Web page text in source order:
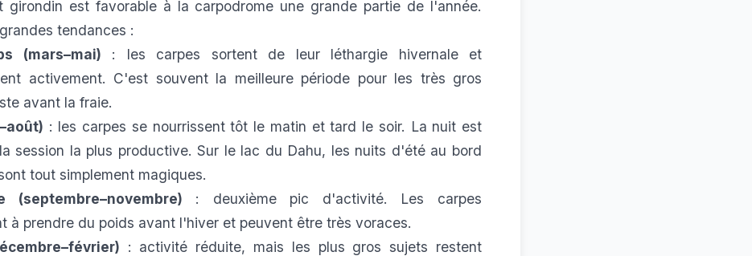
girondin est favorable à la carpodrome une grande partie de l'année.
tendances :
(mars–mai) : les carpes sortent de leur léthargie hivernale et
activement. C'est souvent la meilleure période pour les très gros
avant la fraie.
: les carpes se nourrissent tôt le matin et tard le soir. La nuit est
session la plus productive. Sur le lac du Dahu, les nuits d'été au bord
tout simplement magiques.
(septembre–novembre) : deuxième pic d'activité. Les carpes
à prendre du poids avant l'hiver et peuvent être très voraces.
: activité réduite, mais les plus gros sujets restent